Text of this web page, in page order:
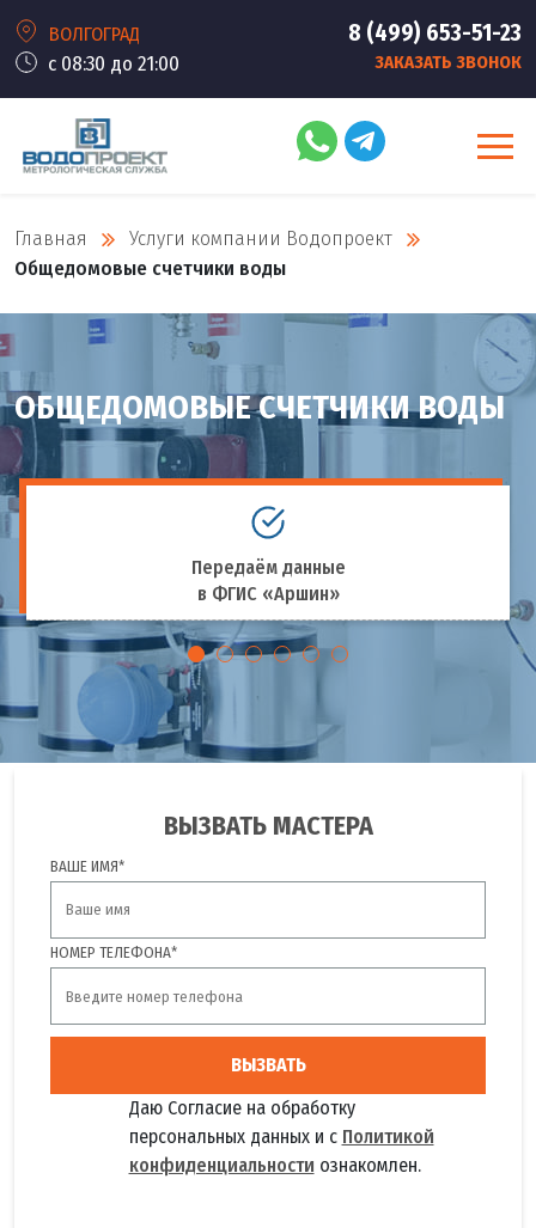
ВОЛГОГРАД
с 08:30 до 21:00
8 (499) 653-51-23
ЗАКАЗАТЬ ЗВОНОК
Главная
Услуги компании Водопроект
Общедомовые счетчики воды
ОБЩЕДОМОВЫЕ СЧЕТЧИКИ ВОДЫ
Передаём данные
в ФГИС «Аршин»
ВЫЗВАТЬ МАСТЕРА
ВАШЕ ИМЯ*
НОМЕР ТЕЛЕФОНА*
ВЫЗВАТЬ
Даю Согласие на обработку
персональных данных и с Политикой
конфиденциальности ознакомлен.